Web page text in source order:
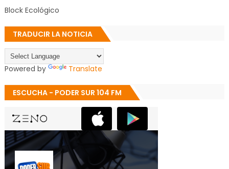
Block Ecológico
TRADUCIR LA NOTICIA
Powered by Translate
ESCUCHA - PODER SUR 104 FM